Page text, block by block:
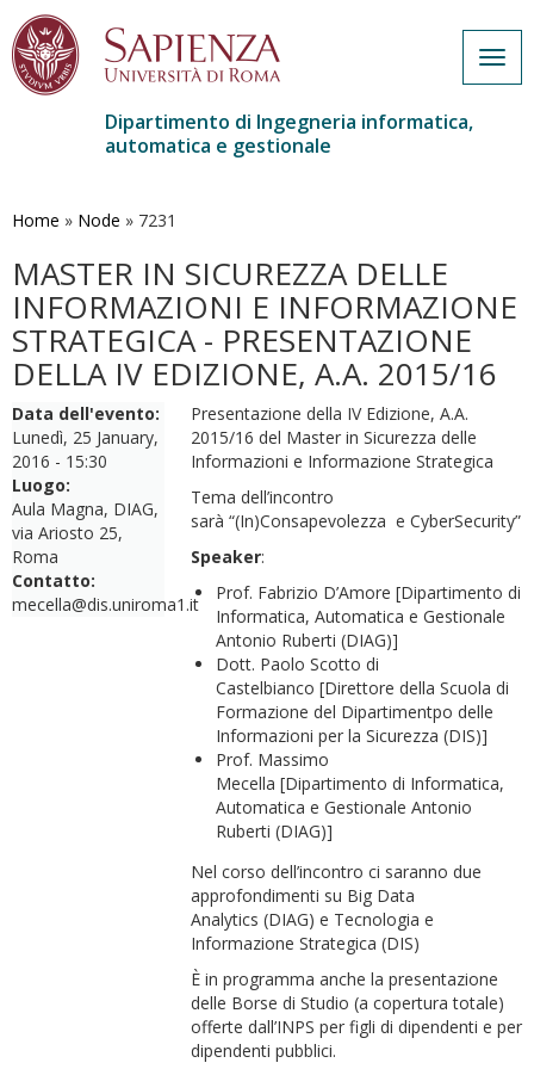
contenuto
Dipartimento di Ingegneria informatica,
automatica e gestionale
Home » Node » 7231
MASTER IN SICUREZZA DELLE
INFORMAZIONI E INFORMAZIONE
STRATEGICA - PRESENTAZIONE
DELLA IV EDIZIONE, A.A. 2015/16
Data dell'evento:
Lunedì, 25 January,
2016 - 15:30
Luogo:
Aula Magna, DIAG,
via Ariosto 25,
Roma
Contatto:
mecella@dis.uniroma1.it
Presentazione della IV Edizione, A.A.
2015/16 del Master in Sicurezza delle
Informazioni e Informazione Strategica
Tema dell’incontro
sarà “(In)Consapevolezza e CyberSecurity”
Speaker:
Prof. Fabrizio D’Amore [Dipartimento di
Informatica, Automatica e Gestionale
Antonio Ruberti (DIAG)]
Dott. Paolo Scotto di
Castelbianco [Direttore della Scuola di
Formazione del Dipartimentpo delle
Informazioni per la Sicurezza (DIS)]
Prof. Massimo
Mecella [Dipartimento di Informatica,
Automatica e Gestionale Antonio
Ruberti (DIAG)]
Nel corso dell’incontro ci saranno due
approfondimenti su Big Data
Analytics (DIAG) e Tecnologia e
Informazione Strategica (DIS)
È in programma anche la presentazione
delle Borse di Studio (a copertura totale)
offerte dall’INPS per figli di dipendenti e per
dipendenti pubblici.